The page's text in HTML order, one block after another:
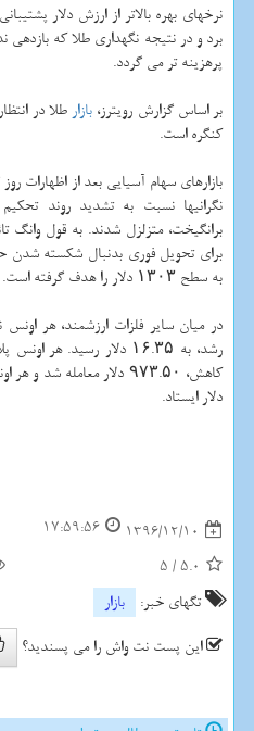
نرخهای بهره بالاتر از ارزش دلار
برد و در نتیجه نگهداری طلا كه بازدهی
پرهزینه تر می گردد.
بر اساس گزارش رویترز، بازار طلا در
كنگره است.
بازارهای سهام آسیایی بعد از اظهارات
نگرانیها نسبت به تشدید روند
برانگیخت، متزلزل شدند. به قول وانگ
به سطح ۱۳۰۳ دلار را هدف گرفته است.
رشد، به ۱۶.۳۵ دلار رسید.
دلار ایستاد.
1396/12/10
17:59:56
5.0
/
5
تگهای خبر:
بازار
این پست نت واش را می پسندید؟